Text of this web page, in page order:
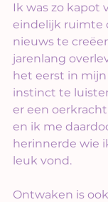
Ik was zo kapot
eindelijk ruimte
nieuws te
jarenlang
het eerst in
instinct te
er een
en ik me
herinnerde wie
leuk vond.
Ontwaken is